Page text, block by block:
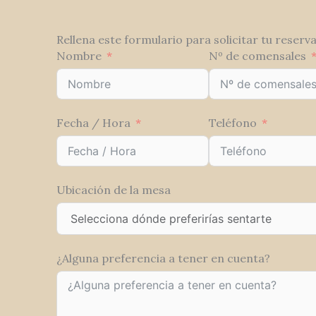
Rellena este formulario para solicitar tu reserva
Nombre
Nº de comensales
Fecha / Hora Teléfono
Ubicación de la mesa
¿Alguna preferencia a tener en cuenta?